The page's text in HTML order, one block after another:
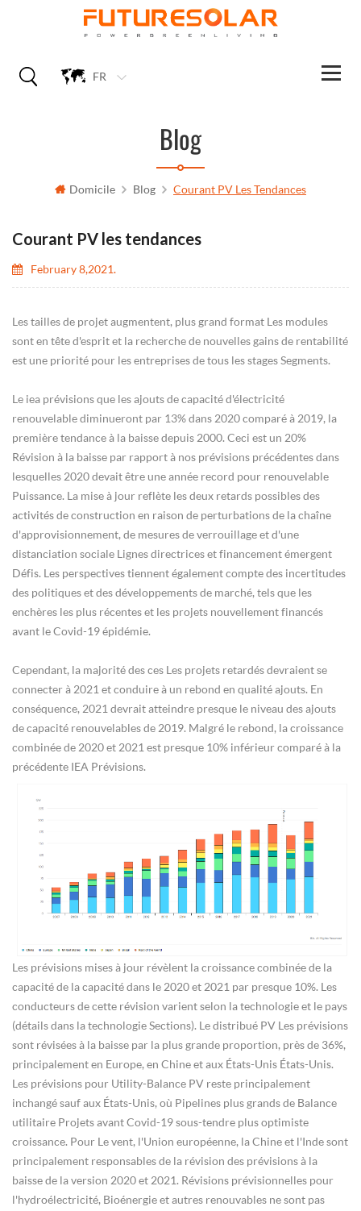
FR
Blog
Domicile Blog Courant PV Les Tendances
Courant PV les tendances
February 8,2021.
Les tailles de projet augmentent, plus grand format Les modules
sont en tête d'esprit et la recherche de nouvelles gains de rentabilité
est une priorité pour les entreprises de tous les stages Segments.
Le iea prévisions que les ajouts de capacité d'électricité
renouvelable diminueront par 13% dans 2020 comparé à 2019, la
première tendance à la baisse depuis 2000. Ceci est un 20%
Révision à la baisse par rapport à nos prévisions précédentes dans
lesquelles 2020 devait être une année record pour renouvelable
Puissance. La mise à jour reflète les deux retards possibles des
activités de construction en raison de perturbations de la chaîne
d'approvisionnement, de mesures de verrouillage et d'une
distanciation sociale Lignes directrices et financement émergent
Défis. Les perspectives tiennent également compte des incertitudes
des politiques et des développements de marché, tels que les
enchères les plus récentes et les projets nouvellement financés
avant le Covid-19 épidémie.
Cependant, la majorité des ces Les projets retardés devraient se
connecter à 2021 et conduire à un rebond en qualité ajouts. En
conséquence, 2021 devrait atteindre presque le niveau des ajouts
de capacité renouvelables de 2019. Malgré le rebond, la croissance
combinée de 2020 et 2021 est presque 10% inférieur comparé à la
précédente IEA Prévisions.
Les prévisions mises à jour révèlent la croissance combinée de la
capacité de la capacité dans le 2020 et 2021 par presque 10%. Les
conducteurs de cette révision varient selon la technologie et le pays
(détails dans la technologie Sections). Le distribué PV Les prévisions
sont révisées à la baisse par la plus grande proportion, près de 36%,
principalement en Europe, en Chine et aux États-Unis États-Unis.
Les prévisions pour Utility-Balance PV reste principalement
inchangé sauf aux États-Unis, où Pipelines plus grands de Balance
utilitaire Projets avant Covid-19 sous-tendre plus optimiste
croissance. Pour Le vent, l'Union européenne, la Chine et l'Inde sont
principalement responsables de la révision des prévisions à la
baisse de la version 2020 et 2021. Révisions prévisionnelles pour
l'hydroélectricité, Bioénergie et autres renouvables ne sont pas